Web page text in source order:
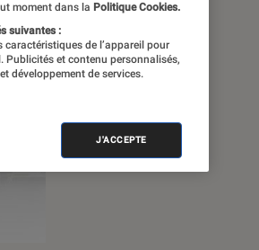
moment dans la Politique Cookies.
suivantes :
de l’appareil pour
Publicités et contenu personnalisés,
développement de services.
J'ACCEPTE